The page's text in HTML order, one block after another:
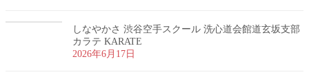
しなやかさ 渋谷空手スクール 洗心道会館道玄坂支部
カラテ KARATE
2026年6月17日